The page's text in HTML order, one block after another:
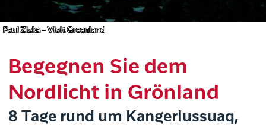
Paul Zizka - Visit Greenland
Begegnen Sie dem
Nordlicht in Grönland
8 Tage rund um Kangerlussuaq,